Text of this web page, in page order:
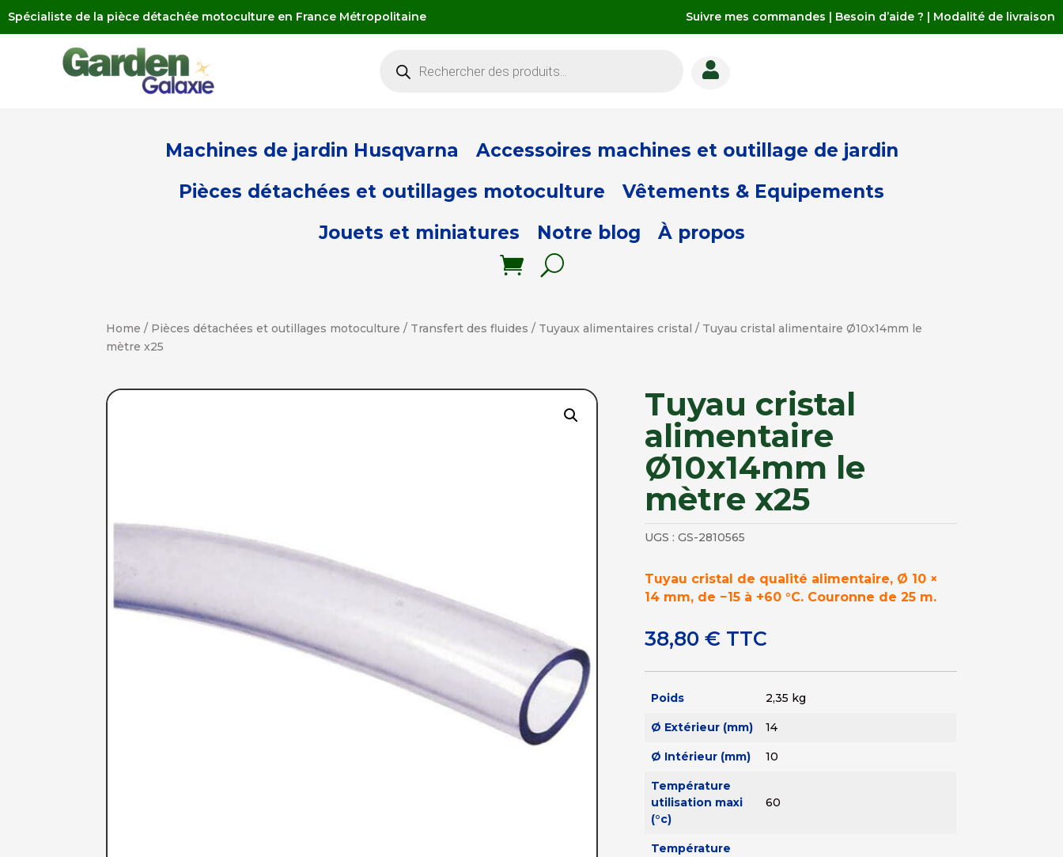
Spécialiste de la pièce détachée motoculture en France Métropolitaine Suivre mes commandes | Besoin d’aide ? | Modalité de livraison
produits 
Machines de jardin Husqvarna
Accessoires machines et outillage de jardin
Pièces détachées et outillages motoculture
Vêtements & Equipements
Jouets et miniatures
Notre blog À propos
Home / Pièces détachées et outillages motoculture / Transfert des fluides / Tuyaux alimentaires cristal / Tuyau cristal alimentaire Ø10x14mm le
mètre x25
Tuyau cristal
alimentaire
Ø10x14mm le
mètre x25
UGS : GS-2810565
Tuyau cristal de qualité alimentaire, Ø 10 ×
14 mm, de −15 à +60 °C. Couronne de 25 m.
38,80 € TTC
Poids 2,35 kg
Ø Extérieur (mm) 14
Ø Intérieur (mm) 10
Température
utilisation maxi
(°c)
60
Température